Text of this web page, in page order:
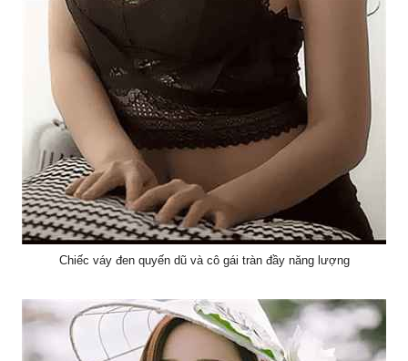
Chiếc váy đen quyến dũ và cô gái tràn đầy năng lượng